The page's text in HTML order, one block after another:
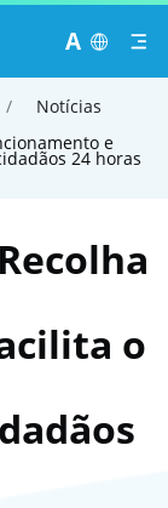
A
/
Notícias
e
24 horas
o